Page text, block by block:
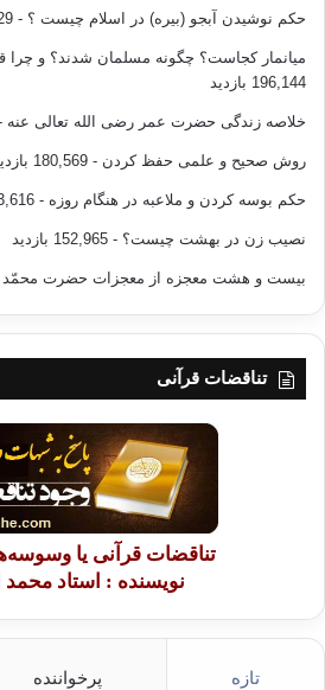
حکم نوشیدن آبجو (بیره) در اسلام چیست ؟ - 271,329 بازدید
میانمار کجاست؟ چگونه مسلمان شدند؟ و چرا
196,144 بازدید
خلاصه زندگی حضرت عمر رضی الله تعالی عنه -
روش صحیح و علمی حفظ کردن - 180,569 بازدید
حکم بوسه کردن و ملاعبه در هنگام روزه - 173,616 بازدید
نصیب زن در بهشت چیست؟ - 152,965 بازدید
بیست و هشت معجزه از معجزات حضرت محمّد
تناقضات قرآنی
تناقضات قرآنی یا
نویسنده : استاد محمد
تازه پرخواننده